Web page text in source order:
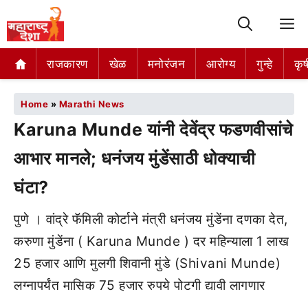
राजकारण खेळ मनोरंजन आरोग्य गुन्हे
Home » Marathi News
Karuna Munde यांनी देवेंद्र फडणवीसांचे
आभार मानले; धनंजय मुंडेंसाठी धोक्याची
घंटा?
पुणे । वांद्रे फॅमिली कोर्टाने मंत्री धनंजय मुंडेंना दणका देत,
करुणा मुंडेंना ( Karuna Munde ) दर महिन्याला 1 लाख
25 हजार आणि मुलगी शिवानी मुंडे (Shivani Munde)
लग्नापर्यंत मासिक 75 हजार रुपये पोटगी द्यावी लागणार